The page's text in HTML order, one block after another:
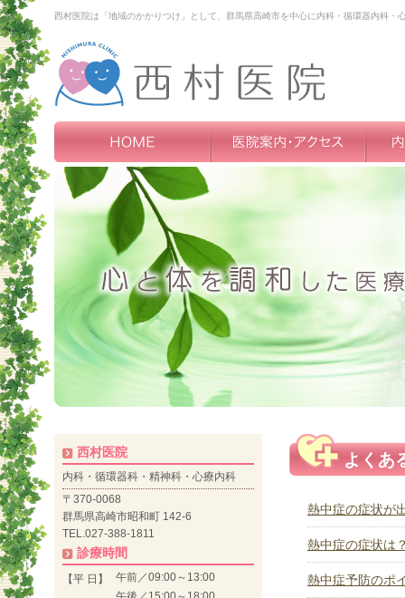
西村医院は「地域のかかりつけ」として、群馬県高崎市を中心に内科・循環器内科
よくあ
熱中症の症状が
熱中症の症状は
熱中症予防のポ
西村医院
内科・循環器科・精神科・心療内科
〒370-0068
群馬県高崎市昭和町 142-6
TEL.027-388-1811
診療時間
【平 日】
午前／09:00～13:00